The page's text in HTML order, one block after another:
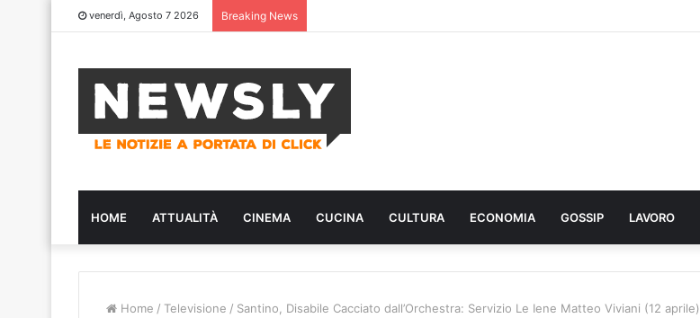
venerdì, Agosto 7 2026 Breaking News
HOME ATTUALITÀ CINEMA CUCINA CULTURA ECONOMIA GOSSIP LAVORO
Home / Televisione / Santino, Disabile Cacciato dall’Orchestra: Servizio Le Iene Matteo Viviani (12 aprile)